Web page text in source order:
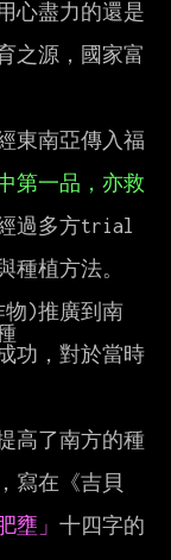
心盡力的還是
之源，國家富
東南亞傳入福
第一品，亦救
經過多方trial
種植方法。
物)推廣到南
功，對於當時
高了南方的種
寫在《吉貝
壅」 十四字的